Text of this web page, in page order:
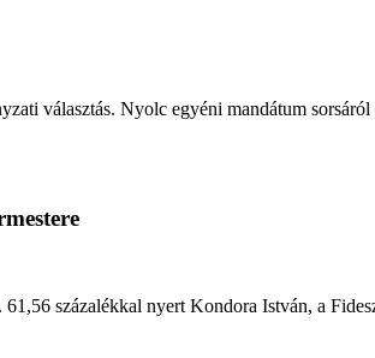
választás. Nyolc egyéni mandátum
százalékkal nyert Kondora István, a